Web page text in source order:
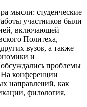
мысли: студенческие
участников были
включающей
Политеха,
вузов, а также
и
проблемы
конференции
направлений, как
филология,